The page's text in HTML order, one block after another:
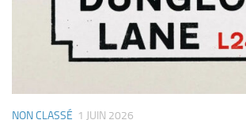
NON CLASSÉ 1 JUIN 2026